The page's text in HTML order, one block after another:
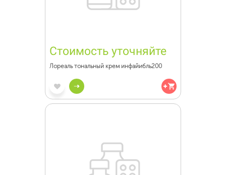
Стоимость уточняйте
Лореаль тональный крем инфайибль200